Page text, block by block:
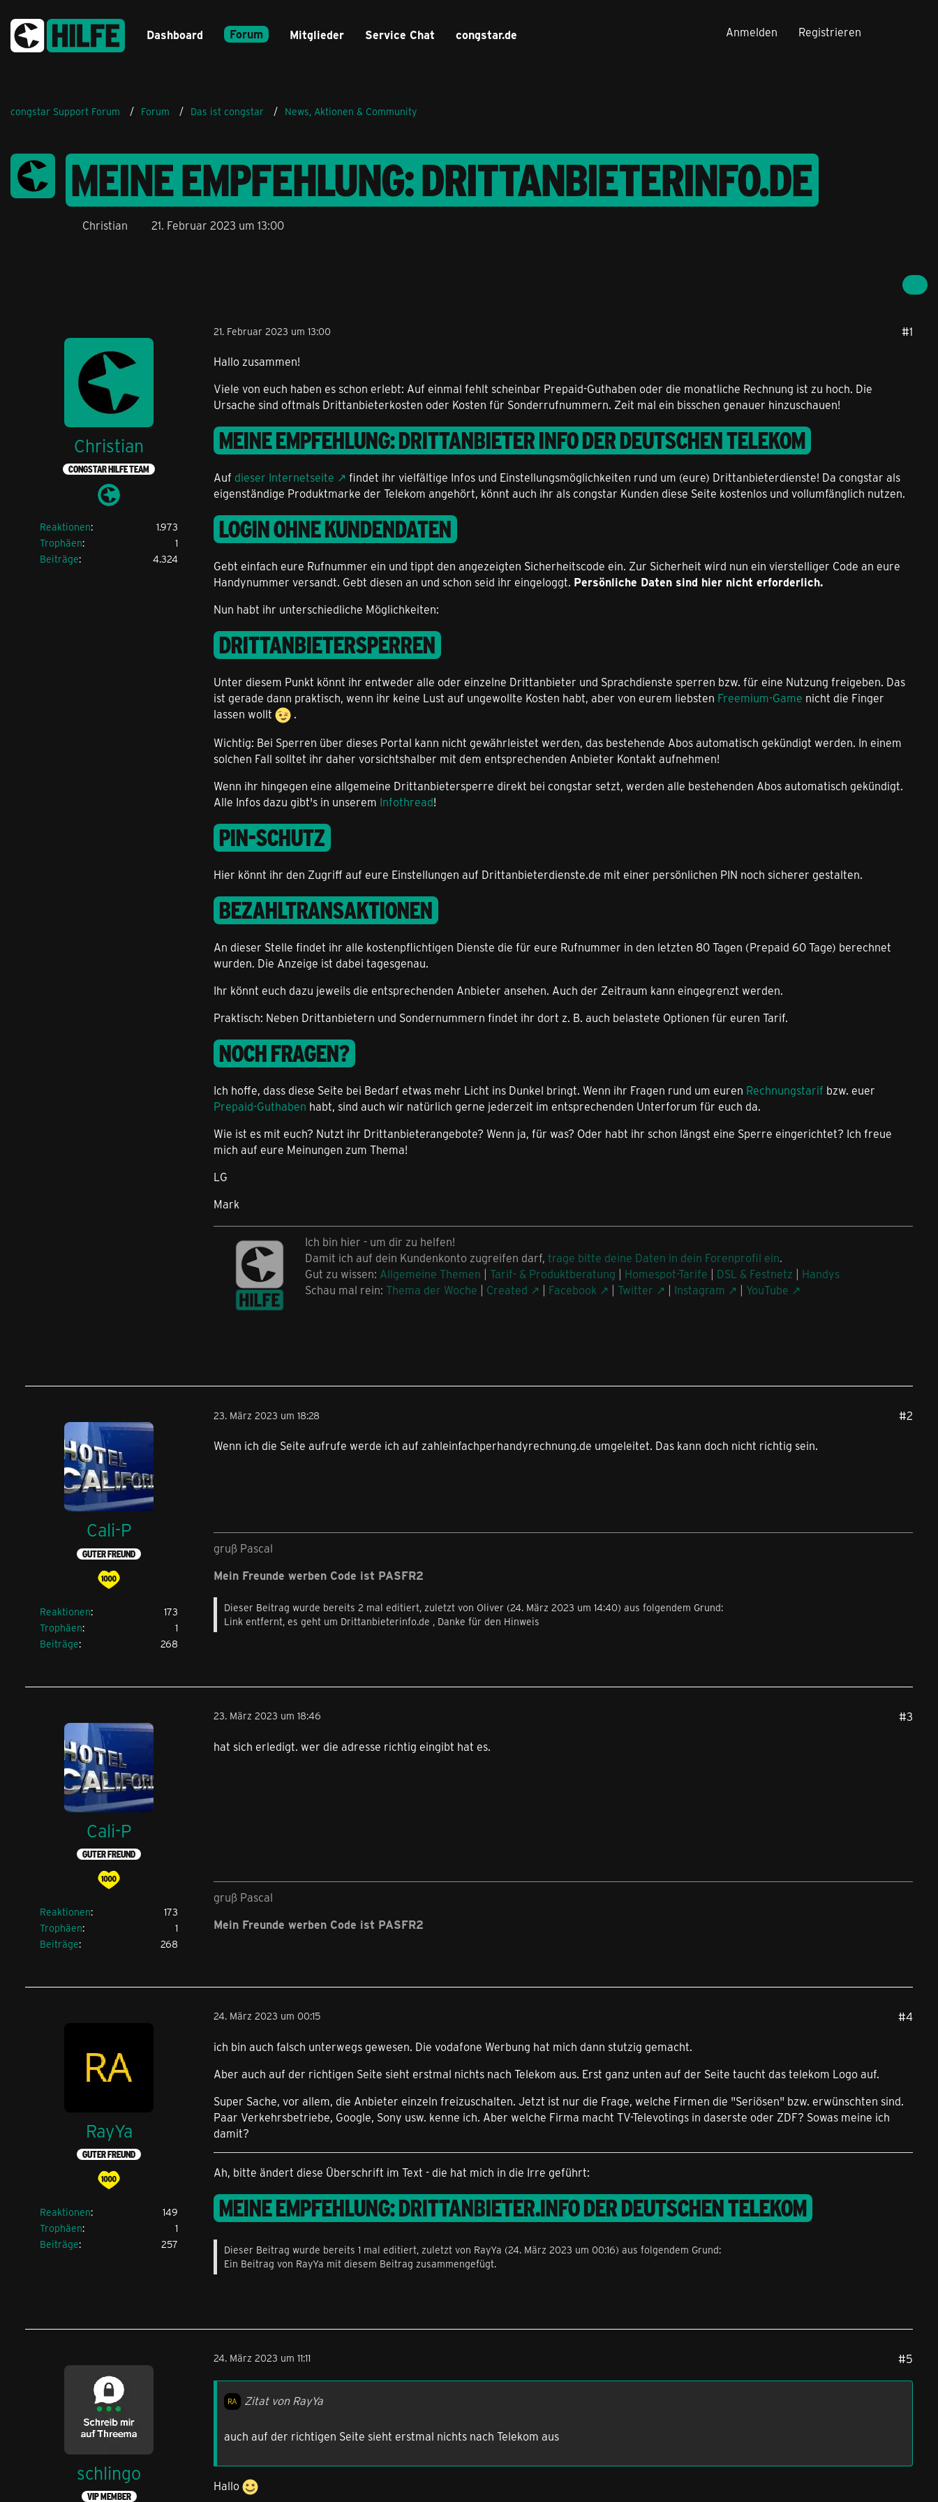
Dashboard Forum Mitglieder Service Chat congstar.de Anmelden Registrieren
congstar Support Forum Forum Das ist congstar News, Aktionen & Community
MEINE EMPFEHLUNG: DRITTANBIETERINFO.DE
Christian 21. Februar 2023 um 13:00
Christian
CONGSTAR HILFE TEAM
Reaktionen
1.973
Trophäen
1
Beiträge
4.324
21. Februar 2023 um 13:00 #1
Hallo zusammen!
Viele von euch haben es schon erlebt: Auf einmal fehlt scheinbar Prepaid-Guthaben oder die monatliche Rechnung ist zu hoch. Die
Ursache sind oftmals Drittanbieterkosten oder Kosten für Sonderrufnummern. Zeit mal ein bisschen genauer hinzuschauen!
MEINE EMPFEHLUNG: DRITTANBIETER INFO DER DEUTSCHEN TELEKOM
Auf dieser Internetseite
findet ihr vielfältige Infos und Einstellungsmöglichkeiten rund um (eure) Drittanbieterdienste! Da congstar als
eigenständige Produktmarke der Telekom angehört, könnt auch ihr als congstar Kunden diese Seite kostenlos und vollumfänglich nutzen.
LOGIN OHNE KUNDENDATEN
Gebt einfach eure Rufnummer ein und tippt den angezeigten Sicherheitscode ein. Zur Sicherheit wird nun ein vierstelliger Code an eure
Handynummer versandt. Gebt diesen an und schon seid ihr eingeloggt. Persönliche Daten sind hier nicht erforderlich.
Nun habt ihr unterschiedliche Möglichkeiten:
DRITTANBIETERSPERREN
Unter diesem Punkt könnt ihr entweder alle oder einzelne Drittanbieter und Sprachdienste sperren bzw. für eine Nutzung freigeben. Das
ist gerade dann praktisch, wenn ihr keine Lust auf ungewollte Kosten habt, aber von eurem liebsten Freemium-Game nicht die Finger
lassen wollt
.
Wichtig: Bei Sperren über dieses Portal kann nicht gewährleistet werden, das bestehende Abos automatisch gekündigt werden. In einem
solchen Fall solltet ihr daher vorsichtshalber mit dem entsprechenden Anbieter Kontakt aufnehmen!
Wenn ihr hingegen eine allgemeine Drittanbietersperre direkt bei congstar setzt, werden alle bestehenden Abos automatisch gekündigt.
Alle Infos dazu gibt's in unserem Infothread!
PIN-SCHUTZ
Hier könnt ihr den Zugriff auf eure Einstellungen auf Drittanbieterdienste.de mit einer persönlichen PIN noch sicherer gestalten.
BEZAHLTRANSAKTIONEN
An dieser Stelle findet ihr alle kostenpflichtigen Dienste die für eure Rufnummer in den letzten 80 Tagen (Prepaid 60 Tage) berechnet
wurden. Die Anzeige ist dabei tagesgenau.
Ihr könnt euch dazu jeweils die entsprechenden Anbieter ansehen. Auch der Zeitraum kann eingegrenzt werden.
Praktisch: Neben Drittanbietern und Sondernummern findet ihr dort z. B. auch belastete Optionen für euren Tarif.
NOCH FRAGEN?
Ich hoffe, dass diese Seite bei Bedarf etwas mehr Licht ins Dunkel bringt. Wenn ihr Fragen rund um euren Rechnungstarif bzw. euer
Prepaid-Guthaben habt, sind auch wir natürlich gerne jederzeit im entsprechenden Unterforum für euch da.
Wie ist es mit euch? Nutzt ihr Drittanbieterangebote? Wenn ja, für was? Oder habt ihr schon längst eine Sperre eingerichtet? Ich freue
mich auf eure Meinungen zum Thema!
LG
Mark
Ich bin hier - um dir zu helfen!
Damit ich auf dein Kundenkonto zugreifen darf, trage bitte deine Daten in dein Forenprofil ein.
Gut zu wissen: Allgemeine Themen | Tarif- & Produktberatung | Homespot-Tarife | DSL & Festnetz | Handys
Schau mal rein: Thema der Woche | Created | Facebook | Twitter | Instagram | YouTube
Cali-P
GUTER FREUND
Reaktionen
173
Trophäen
1
Beiträge
268
23. März 2023 um 18:28 #2
Wenn ich die Seite aufrufe werde ich auf zahleinfachperhandyrechnung.de umgeleitet. Das kann doch nicht richtig sein.
gruß Pascal
Mein Freunde werben Code ist PASFR2
Dieser Beitrag wurde bereits 2 mal editiert, zuletzt von Oliver (24. März 2023 um 14:40) aus folgendem Grund:
Link entfernt, es geht um Drittanbieterinfo.de , Danke für den Hinweis
Cali-P
GUTER FREUND
Reaktionen
173
Trophäen
1
Beiträge
268
23. März 2023 um 18:46 #3
hat sich erledigt. wer die adresse richtig eingibt hat es.
gruß Pascal
Mein Freunde werben Code ist PASFR2
RayYa
GUTER FREUND
Reaktionen
149
Trophäen
1
Beiträge
257
24. März 2023 um 00:15 #4
ich bin auch falsch unterwegs gewesen. Die vodafone Werbung hat mich dann stutzig gemacht.
Aber auch auf der richtigen Seite sieht erstmal nichts nach Telekom aus. Erst ganz unten auf der Seite taucht das telekom Logo auf.
Super Sache, vor allem, die Anbieter einzeln freizuschalten. Jetzt ist nur die Frage, welche Firmen die "Seriösen" bzw. erwünschten sind.
Paar Verkehrsbetriebe, Google, Sony usw. kenne ich. Aber welche Firma macht TV-Televotings in daserste oder ZDF? Sowas meine ich
damit?
Ah, bitte ändert diese Überschrift im Text - die hat mich in die Irre geführt:
MEINE EMPFEHLUNG: DRITTANBIETER.INFO DER DEUTSCHEN TELEKOM
Dieser Beitrag wurde bereits 1 mal editiert, zuletzt von RayYa (24. März 2023 um 00:16) aus folgendem Grund:
Ein Beitrag von RayYa mit diesem Beitrag zusammengefügt.
schlingo
VIP MEMBER
24. März 2023 um 11:11 #5
Zitat von RayYa
auch auf der richtigen Seite sieht erstmal nichts nach Telekom aus
Hallo